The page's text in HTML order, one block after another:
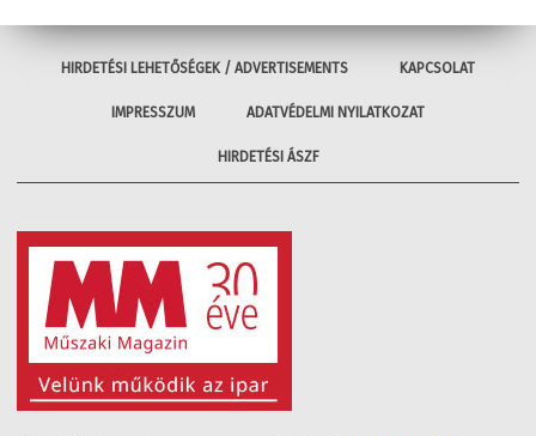
HIRDETÉSI LEHETŐSÉGEK / ADVERTISEMENTS KAPCSOLAT
IMPRESSZUM ADATVÉDELMI NYILATKOZAT
HIRDETÉSI ÁSZF